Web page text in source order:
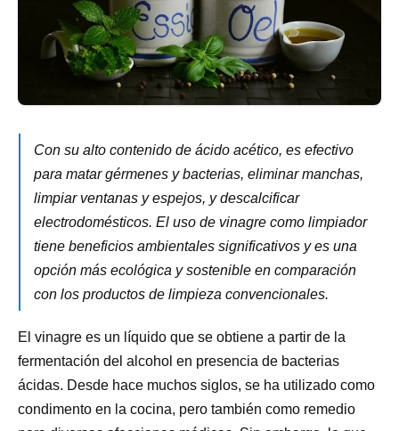
Con su alto contenido de ácido acético, es efectivo
para matar gérmenes y bacterias, eliminar manchas,
limpiar ventanas y espejos, y descalcificar
electrodomésticos. El uso de vinagre como limpiador
tiene beneficios ambientales significativos y es una
opción más ecológica y sostenible en comparación
con los productos de limpieza convencionales.
El vinagre es un líquido que se obtiene a partir de la
fermentación del alcohol en presencia de bacterias
ácidas. Desde hace muchos siglos, se ha utilizado como
condimento en la cocina, pero también como remedio